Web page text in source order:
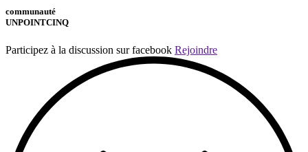
communauté
UNPOINTCINQ
Participez à la discussion sur facebook Rejoindre